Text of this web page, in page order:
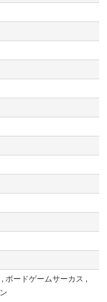
ボードゲームサーカス ,